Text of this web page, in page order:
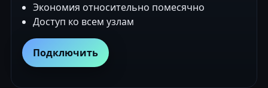
Экономия относительно помесячно
Доступ ко всем узлам
Подключить